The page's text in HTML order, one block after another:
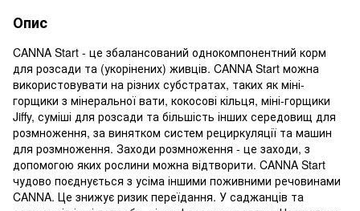
Опис
CANNA Start - це збалансований однокомпонентний корм
для розсади та (укорінених) живців. CANNA Start можна
використовувати на різних субстратах, таких як міні-
горщики з мінеральної вати, кокосові кільця, міні-горщики
Jiffy, суміші для розсади та більшість інших середовищ для
розмноження, за винятком систем рециркуляції та машин
для розмноження. Заходи розмноження - це заходи, з
допомогою яких рослини можна відтворити. CANNA Start
чудово поєднується з усіма іншими поживними речовинами
CANNA. Це знижує ризик переїдання. У саджанців та